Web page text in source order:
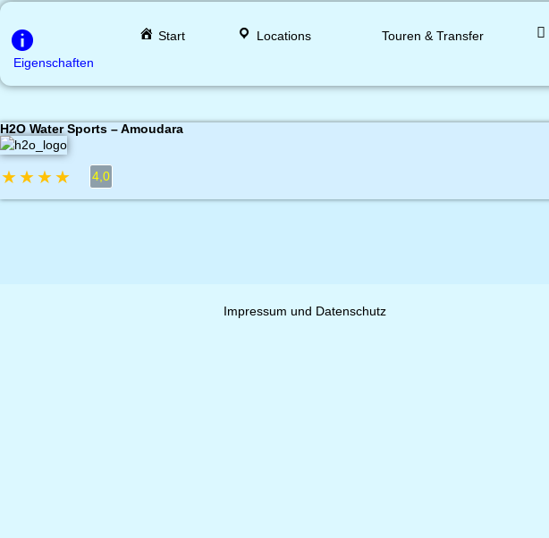
Eigenschaften
Start Locations Touren & Transfer
H2O Water Sports – Amoudara
★★★★ 4,0
Impressum und Datenschutz